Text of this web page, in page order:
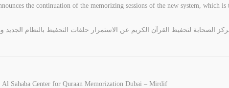
the continuation of the memorizing sessions of the new system, which
الصحابة لتحفيظ القرآن الكريم عن الاستمرار حلقات التحفيظ بالنظام الجديد
Al Sahaba Center for Quraan Memorization Dubai – Mirdif